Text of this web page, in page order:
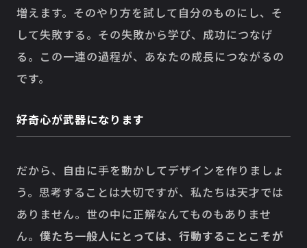
増えます。そのやり方を試して自分のものにし、そ
して失敗する。その失敗から学び、成功につなげ
る。この一連の過程が、あなたの成長につながるの
です。
好奇心が武器になります
だから、自由に手を動かしてデザインを作りましょ
う。思考することは大切ですが、私たちは天才では
ありません。世の中に正解なんてものもありませ
ん。 僕たち一般人にとっては、行動することこそが